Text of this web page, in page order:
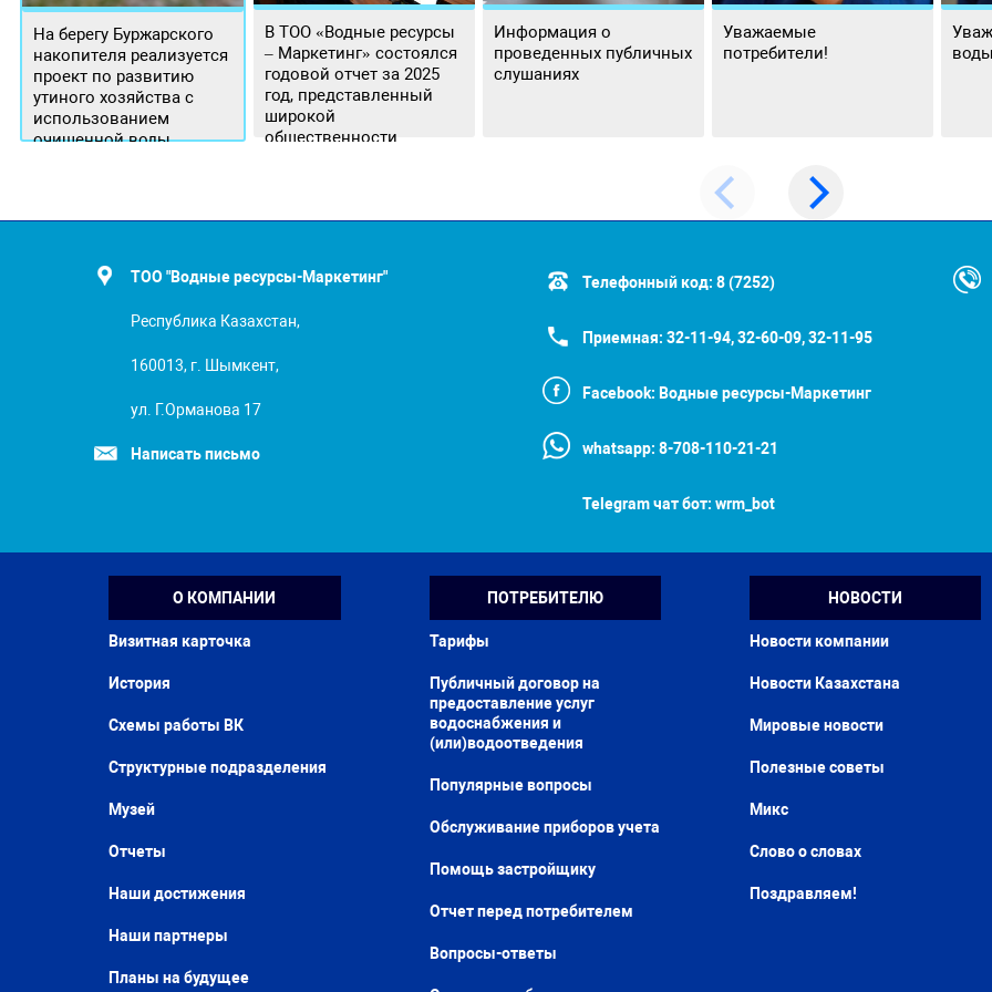
На берегу Буржарского
накопителя реализуется
проект по развитию
утиного хозяйства с
использованием
очищенной воды
В ТОО «Водные ресурсы
– Маркетинг» состоялся
годовой отчет за 2025
год, представленный
широкой
общественности.
Информация о
проведенных публичных
слушаниях
Уважаемые
потребители!
ТОО "Водные ресурсы-Маркетинг"
Республика Казахстан,
160013, г. Шымкент,
ул. Г.Орманова 17
Написать письмо
Телефонный код: 8 (7252)
Приемная: 32-11-94, 32-60-09, 32-11-95
Facebook: Водные ресурсы-Маркетинг
whatsapp: 8-708-110-21-21
Telegram чат бот: wrm_bot
О КОМПАНИИ
Визитная карточка
История
Схемы работы ВК
Структурные подразделения
Музей
Отчеты
Наши достижения
Наши партнеры
Планы на будущее
ПОТРЕБИТЕЛЮ
Тарифы
Публичный договор на
предоставление услуг
водоснабжения и
(или)водоотведения
Популярные вопросы
Обслуживание приборов учета
Помощь застройщику
Отчет перед потребителем
Вопросы-ответы
НОВОСТИ
Новости компании
Новости Казахстана
Мировые новости
Полезные советы
Микс
Слово о словах
Поздравляем!